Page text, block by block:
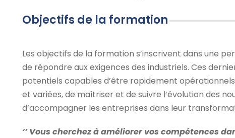
Objectifs de la formation
Les objectifs de la formation s’inscrivent dans une
de répondre aux exigences des industriels. Ces
potentiels capables d’être rapidement
et variées, de maîtriser et de suivre l’évolution des
d’accompagner les entreprises dans leur
‘’ Vous cherchez à améliorer vos compétences